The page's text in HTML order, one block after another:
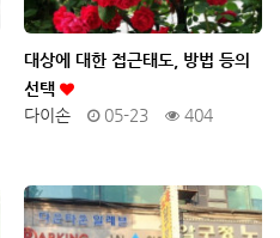
대상에 대한 접근태도, 방법 등의
선택
다이손
05-23 404